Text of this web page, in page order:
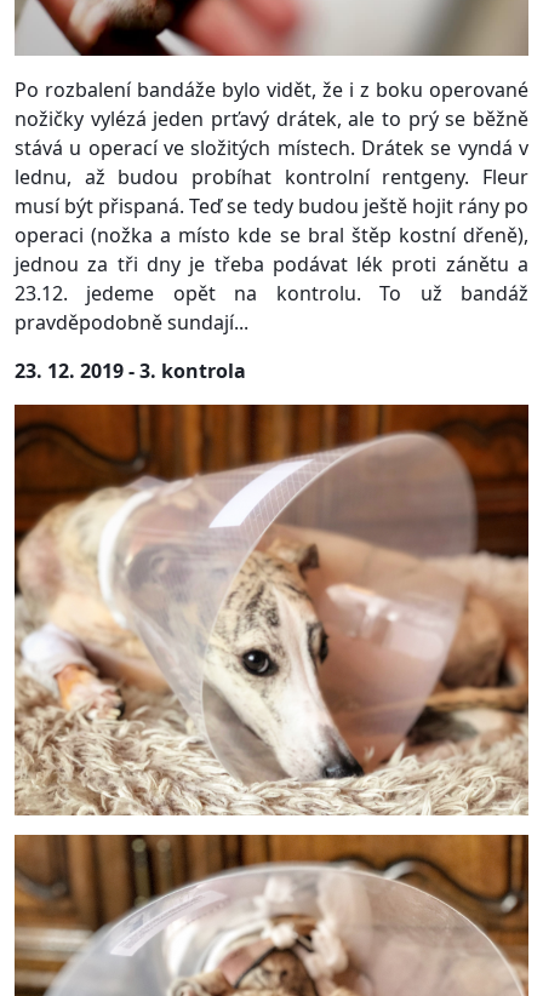
Po rozbalení bandáže bylo vidět, že i z boku operované
nožičky vylézá jeden prťavý drátek, ale to prý se běžně
stává u operací ve složitých místech. Drátek se vyndá v
lednu, až budou probíhat kontrolní rentgeny. Fleur
musí být přispaná. Teď se tedy budou ještě hojit rány po
operaci (nožka a místo kde se bral štěp kostní dřeně),
jednou za tři dny je třeba podávat lék proti zánětu a
23.12. jedeme opět na kontrolu. To už bandáž
pravděpodobně sundají...
23. 12. 2019 - 3. kontrola